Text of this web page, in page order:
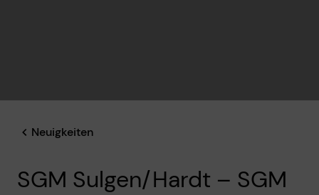
Neuigkeiten
SGM Sulgen/Hardt – SGM